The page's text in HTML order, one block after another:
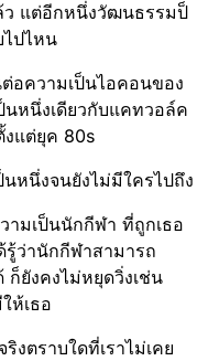
ว แต่อีกหนึ่งวัฒนธรรม​ป็
ไปไหน
อความเป็นไอคอนของ
นหนึ่งเดียวกับแคทวอล์ค​
แต่ยุค 80s
หนึ่งจนยังไม่มีใครไปถึง
มเป็นนักกีฬา ​ที่ถูกเธอ
รู้ว่านักกีฬา​สามารถ
ยังคงไม่หยุดวิ่งเช่น
ห้เธอ
งตราบใดที่เราไม่เคย